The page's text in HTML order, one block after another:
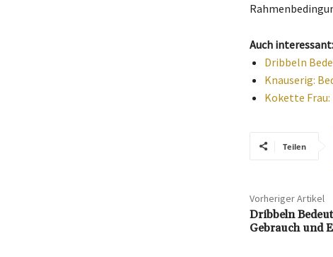
Auch interessant:
Dribbeln
Knauserig:
Kokette
Teilen
Vorheriger Artikel
Dribbeln
Gebrauch und